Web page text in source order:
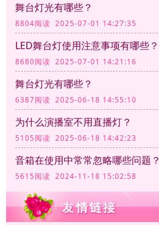
舞台灯光有哪些？
8804阅读 2025-07-01 14:27:35
LED舞台灯使用注意事项有哪些？
8680阅读 2025-07-01 14:21:16
舞台灯光有哪些？
6387阅读 2025-06-18 14:55:10
为什么演播室不用直播灯？
5105阅读 2025-06-18 14:42:23
音箱在使用中常常忽略哪些问题？
5615阅读 2024-11-18 15:02:58